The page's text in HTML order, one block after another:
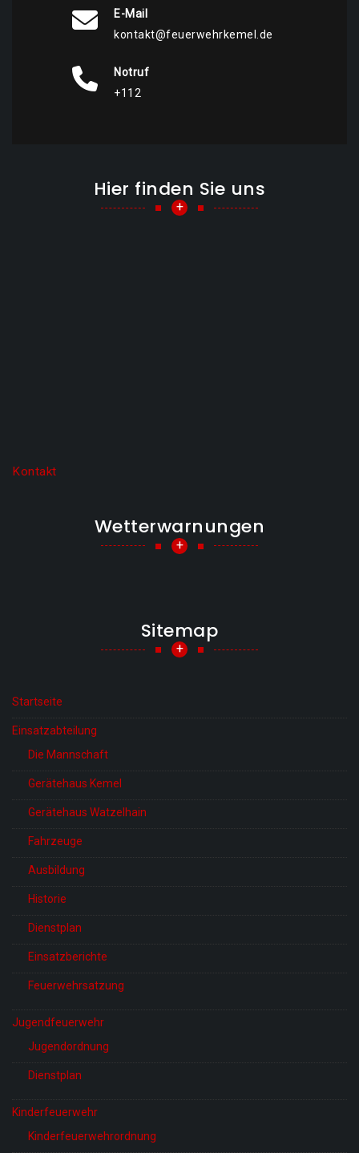
E-Mail
kontakt@feuerwehrkemel.de
Notruf
+112
Hier finden Sie uns
+
Kontakt
Wetterwarnungen
+
Sitemap
+
Startseite
Einsatzabteilung
Die Mannschaft
Gerätehaus Kemel
Gerätehaus Watzelhain
Fahrzeuge
Ausbildung
Historie
Dienstplan
Einsatzberichte
Feuerwehrsatzung
Jugendfeuerwehr
Jugendordnung
Dienstplan
Kinderfeuerwehr
Kinderfeuerwehrordnung